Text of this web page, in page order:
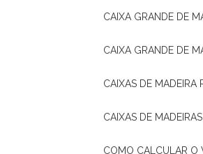
CAIXA GRANDE DE
CAIXA GRANDE DE
CAIXAS DE
CAIXAS DE
COMO CALCULAR